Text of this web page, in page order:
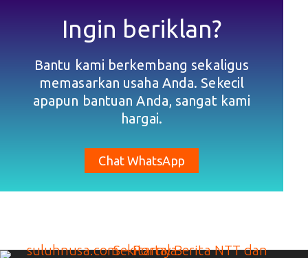
Ingin beriklan?
Bantu kami berkembang sekaligus
memasarkan usaha Anda. Sekecil
apapun bantuan Anda, sangat kami
hargai.
Chat WhatsApp